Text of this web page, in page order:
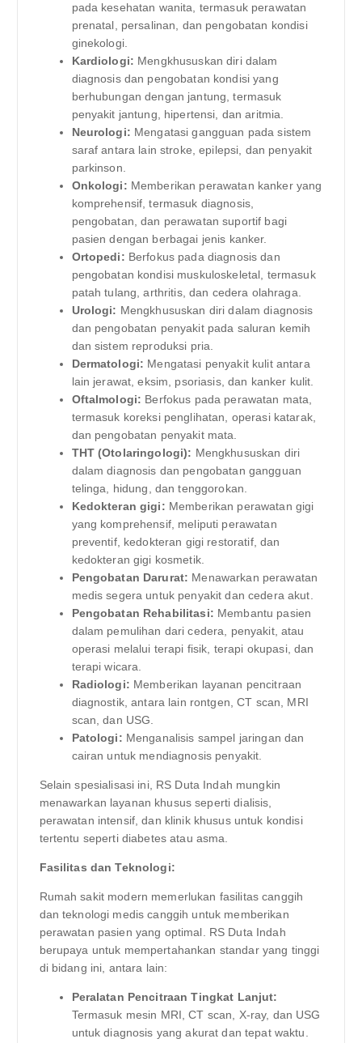
pada kesehatan wanita, termasuk perawatan
prenatal, persalinan, dan pengobatan kondisi
ginekologi.
Kardiologi: Mengkhususkan diri dalam
diagnosis dan pengobatan kondisi yang
berhubungan dengan jantung, termasuk
penyakit jantung, hipertensi, dan aritmia.
Neurologi: Mengatasi gangguan pada sistem
saraf antara lain stroke, epilepsi, dan penyakit
parkinson.
Onkologi: Memberikan perawatan kanker yang
komprehensif, termasuk diagnosis,
pengobatan, dan perawatan suportif bagi
pasien dengan berbagai jenis kanker.
Ortopedi: Berfokus pada diagnosis dan
pengobatan kondisi muskuloskeletal, termasuk
patah tulang, arthritis, dan cedera olahraga.
Urologi: Mengkhususkan diri dalam diagnosis
dan pengobatan penyakit pada saluran kemih
dan sistem reproduksi pria.
Dermatologi: Mengatasi penyakit kulit antara
lain jerawat, eksim, psoriasis, dan kanker kulit.
Oftalmologi: Berfokus pada perawatan mata,
termasuk koreksi penglihatan, operasi katarak,
dan pengobatan penyakit mata.
THT (Otolaringologi): Mengkhususkan diri
dalam diagnosis dan pengobatan gangguan
telinga, hidung, dan tenggorokan.
Kedokteran gigi: Memberikan perawatan gigi
yang komprehensif, meliputi perawatan
preventif, kedokteran gigi restoratif, dan
kedokteran gigi kosmetik.
Pengobatan Darurat: Menawarkan perawatan
medis segera untuk penyakit dan cedera akut.
Pengobatan Rehabilitasi: Membantu pasien
dalam pemulihan dari cedera, penyakit, atau
operasi melalui terapi fisik, terapi okupasi, dan
terapi wicara.
Radiologi: Memberikan layanan pencitraan
diagnostik, antara lain rontgen, CT scan, MRI
scan, dan USG.
Patologi: Menganalisis sampel jaringan dan
cairan untuk mendiagnosis penyakit.
Selain spesialisasi ini, RS Duta Indah mungkin
menawarkan layanan khusus seperti dialisis,
perawatan intensif, dan klinik khusus untuk kondisi
tertentu seperti diabetes atau asma.
Fasilitas dan Teknologi:
Rumah sakit modern memerlukan fasilitas canggih
dan teknologi medis canggih untuk memberikan
perawatan pasien yang optimal. RS Duta Indah
berupaya untuk mempertahankan standar yang tinggi
di bidang ini, antara lain:
Peralatan Pencitraan Tingkat Lanjut:
Termasuk mesin MRI, CT scan, X-ray, dan USG
untuk diagnosis yang akurat dan tepat waktu.